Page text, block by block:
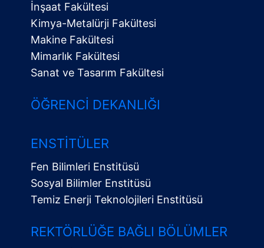
Menü
İnşaat Fakültesi
Kimya-Metalürji Fakültesi
Makine Fakültesi
Mimarlık Fakültesi
Sanat ve Tasarım Fakültesi
ÖĞRENCI DEKANLIĞI
ENSTITÜLER
Fen Bilimleri Enstitüsü
Sosyal Bilimler Enstitüsü
Temiz Enerji Teknolojileri Enstitüsü
REKTÖRLÜĞE BAĞLI BÖLÜMLER